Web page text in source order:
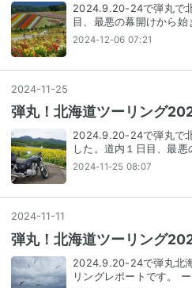
2024.9.20-24で弾丸で
目、最悪の幕開けから
2024-12-06 07:21
2024-11-25
弾丸！北海道ツーリング
2024.9.20-24で弾丸で
した。道内１日目、最
2024-11-25 08:07
2024-11 -11
弾丸！北海道ツーリング
2024.9.20-24で弾丸北
リングレポートです。